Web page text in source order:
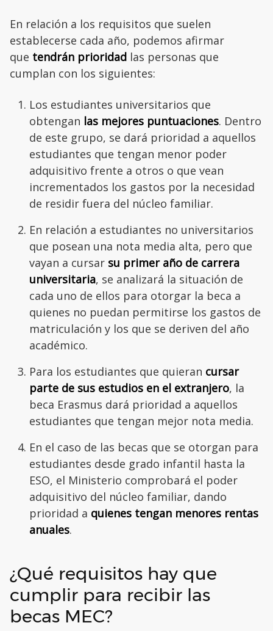
En relación a los requisitos que suelen
establecerse cada año, podemos afirmar
que tendrán prioridad las personas que
cumplan con los siguientes:
Los estudiantes universitarios que
obtengan las mejores puntuaciones. Dentro
de este grupo, se dará prioridad a aquellos
estudiantes que tengan menor poder
adquisitivo frente a otros o que vean
incrementados los gastos por la necesidad
de residir fuera del núcleo familiar.
En relación a estudiantes no universitarios
que posean una nota media alta, pero que
vayan a cursar su primer año de carrera
universitaria, se analizará la situación de
cada uno de ellos para otorgar la beca a
quienes no puedan permitirse los gastos de
matriculación y los que se deriven del año
académico.
Para los estudiantes que quieran cursar
parte de sus estudios en el extranjero, la
beca Erasmus dará prioridad a aquellos
estudiantes que tengan mejor nota media.
En el caso de las becas que se otorgan para
estudiantes desde grado infantil hasta la
ESO, el Ministerio comprobará el poder
adquisitivo del núcleo familiar, dando
prioridad a quienes tengan menores rentas
anuales.
¿Qué requisitos hay que
cumplir para recibir las
becas MEC?